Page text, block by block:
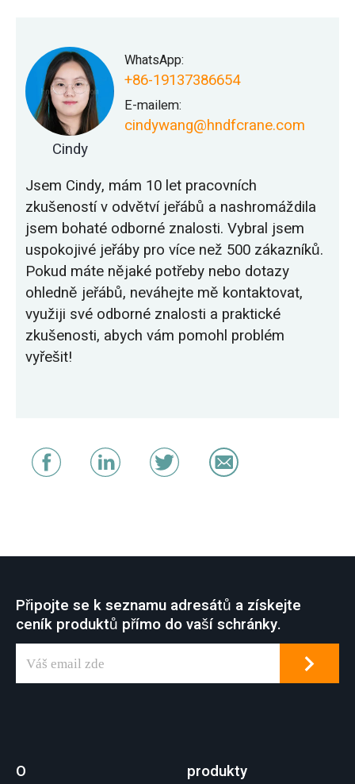
Cindy
WhatsApp:
+86-19137386654
E-mailem:
cindywang@hndfcrane.com
Jsem Cindy, mám 10 let pracovních
zkušeností v odvětví jeřábů a nashromáždila
jsem bohaté odborné znalosti. Vybral jsem
uspokojivé jeřáby pro více než 500 zákazníků.
Pokud máte nějaké potřeby nebo dotazy
ohledně jeřábů, neváhejte mě kontaktovat,
využiji své odborné znalosti a praktické
zkušenosti, abych vám pomohl problém
vyřešit!
Připojte se k seznamu adresátů a získejte
ceník produktů přímo do vaší schránky.
O
produkty